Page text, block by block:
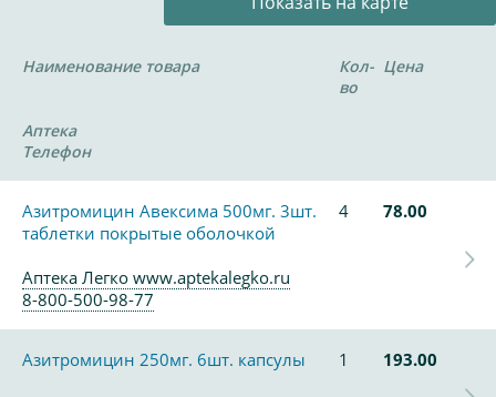
Наименование товара
Кол-
во
Цена
Аптека
Телефон
Азитромицин Авексима 500мг. 3шт.
таблетки покрытые оболочкой
4 78.00
Аптека Легко www.aptekalegko.ru
8-800-500-98-77
Азитромицин 250мг. 6шт. капсулы 1
193.00